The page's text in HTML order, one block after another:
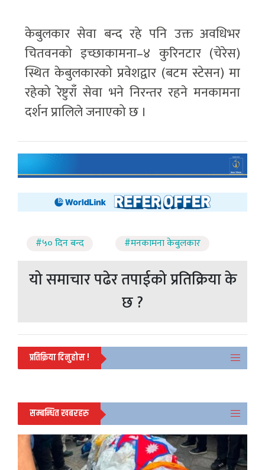
केबुलकार सेवा बन्द रहे पनि उक्त अवधिभर
चितवनको इच्छाकामना–४ कुरिनटार (चेरेस)
स्थित केबुलकारको प्रवेशद्वार (बटम स्टेसन) मा
रहेको रेष्टुराँ सेवा भने निरन्तर रहने मनकामना
दर्शन प्रालिले जनाएको छ ।
#५० दिन बन्द #मनकामना केबुलकार
यो समाचार पढेर तपाईको प्रतिक्रिया के
छ ?
प्रतिक्रिया दिनुहोस !
सम्बन्धित खबरहरु